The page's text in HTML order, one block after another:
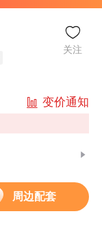
变价通知
周边配套
关注